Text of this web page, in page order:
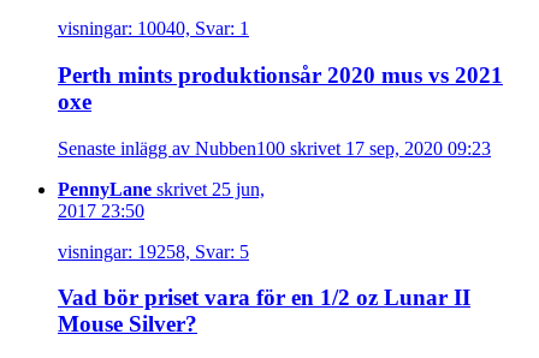
visningar: 10040, Svar: 1
Perth mints produktionsår 2020 mus vs 2021
oxe
Senaste inlägg av Nubben100 skrivet 17 sep, 2020 09:23
PennyLane skrivet 25 jun,
2017 23:50
visningar: 19258, Svar: 5
Vad bör priset vara för en 1/2 oz Lunar II
Mouse Silver?